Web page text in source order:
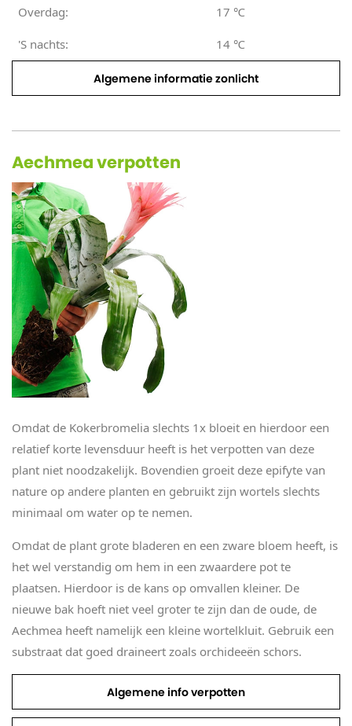
Overdag: 17 ℃
'S nachts: 14℃
Algemene informatie zonlicht
Aechmea verpotten
Omdat de Kokerbromelia slechts 1x bloeit en hierdoor een
relatief korte levensduur heeft is het verpotten van deze
plant niet noodzakelijk. Bovendien groeit deze epifyte van
nature op andere planten en gebruikt zijn wortels slechts
minimaal om water op te nemen.
Omdat de plant grote bladeren en een zware bloem heeft, is
het wel verstandig om hem in een zwaardere pot te
plaatsen. Hierdoor is de kans op omvallen kleiner. De
nieuwe bak hoeft niet veel groter te zijn dan de oude, de
Aechmea heeft namelijk een kleine wortelkluit. Gebruik een
substraat dat goed draineert zoals orchideeën schors.
Algemene info verpotten